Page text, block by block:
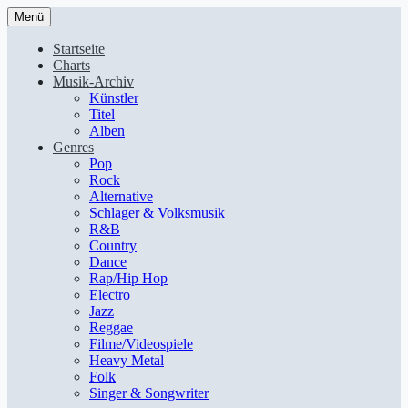
Menü
Startseite
Charts
Musik-Archiv
Künstler
Titel
Alben
Genres
Pop
Rock
Alternative
Schlager & Volksmusik
R&B
Country
Dance
Rap/Hip Hop
Electro
Jazz
Reggae
Filme/Videospiele
Heavy Metal
Folk
Singer & Songwriter